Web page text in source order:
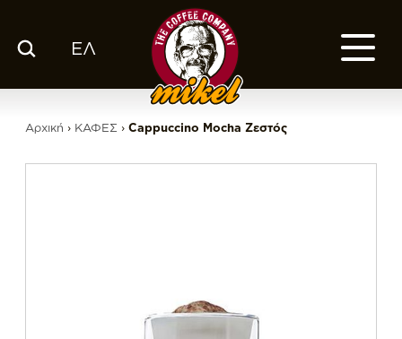
ΕΛ
Ο ΚΑΦΕΣ ΜΑΣ
ΕΤΑΙΡΙΑ
FRANCHISE
Αρχική › ΚΑΦΕΣ › Cappuccino Mocha Ζεστός